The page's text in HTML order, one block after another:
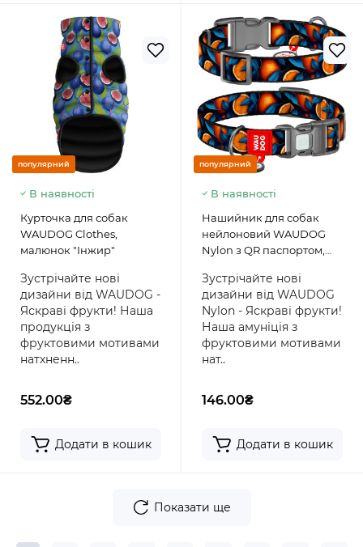
популярний
В наявності
Курточка для собак
WAUDOG Clothes,
малюнок "Інжир"
Зустрічайте нові
дизайни від WAUDOG -
Яскраві фрукти! Наша
продукція з
фруктовими мотивами
натхненн..
552.00₴
Додати в кошик
популярний
В наявності
Нашийник для собак
нейлоновий WAUDOG
Nylon з QR паспортом,
пластиковий фастекс
Зустрічайте нові
дизайни від WAUDOG
Nylon - Яскраві фрукти!
Наша амуніція з
фруктовими мотивами
нат..
146.00₴
Додати в кошик
Показати ще